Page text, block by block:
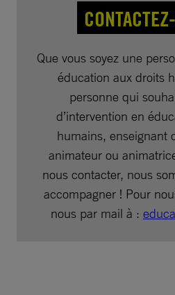
Que vous soyez une
éducation aux droits
personne qui
d’intervention en
humains, enseignant
animateur ou
nous contacter, nous
accompagner ! Pour
nous par mail à :